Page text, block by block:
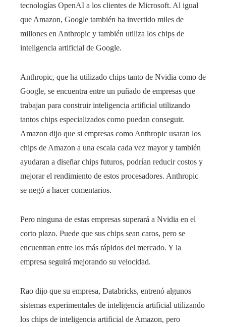
tecnologías OpenAI a los clientes de Microsoft. Al igual
que Amazon, Google también ha invertido miles de
millones en Anthropic y también utiliza los chips de
inteligencia artificial de Google.
Anthropic, que ha utilizado chips tanto de Nvidia como de
Google, se encuentra entre un puñado de empresas que
trabajan para construir inteligencia artificial utilizando
tantos chips especializados como puedan conseguir.
Amazon dijo que si empresas como Anthropic usaran los
chips de Amazon a una escala cada vez mayor y también
ayudaran a diseñar chips futuros, podrían reducir costos y
mejorar el rendimiento de estos procesadores. Anthropic
se negó a hacer comentarios.
Pero ninguna de estas empresas superará a Nvidia en el
corto plazo. Puede que sus chips sean caros, pero se
encuentran entre los más rápidos del mercado. Y la
empresa seguirá mejorando su velocidad.
Rao dijo que su empresa, Databricks, entrenó algunos
sistemas experimentales de inteligencia artificial utilizando
los chips de inteligencia artificial de Amazon, pero